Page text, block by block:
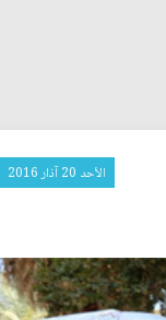
الأحد 20 آذار 2016